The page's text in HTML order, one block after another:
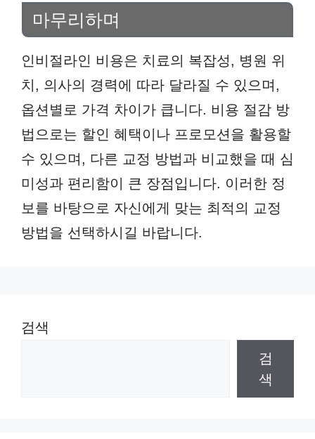
마무리하며
인비절라인 비용은 치료의 복잡성, 병원 위
치, 의사의 경력에 따라 달라질 수 있으며,
옵션별로 가격 차이가 큽니다. 비용 절감 방
법으로는 할인 혜택이나 프로모션을 활용할
수 있으며, 다른 교정 방법과 비교했을 때 심
미성과 편리함이 큰 장점입니다. 이러한 정
보를 바탕으로 자신에게 맞는 최적의 교정
방법을 선택하시길 바랍니다.
검색
검
색